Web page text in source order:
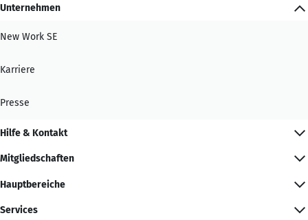
Unternehmen
New Work SE
Karriere
Presse
Hilfe & Kontakt
Mitgliedschaften
Hauptbereiche
Services